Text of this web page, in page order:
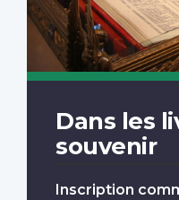
Dans les
souvenir
Inscription